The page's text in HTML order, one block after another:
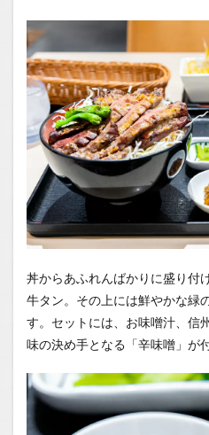
丼からあふれんばかりに盛り付
牛タン。その上には鮮やかな緑
す。セットには、お味噌汁、信
味の決め手となる「辛味噌」が